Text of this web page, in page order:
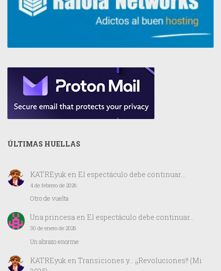
ÚLTIMAS HUELLAS
KATREyuk en El espectáculo debe continuar…
4 de febrero de 2026
Otro de vuelta
Una princesaen El espectáculo debe continuar…
30 de enero de 2026
Un abrazo enorme
KATREyuken Transiciones y… ¡¡Revoluciones!! (Mi